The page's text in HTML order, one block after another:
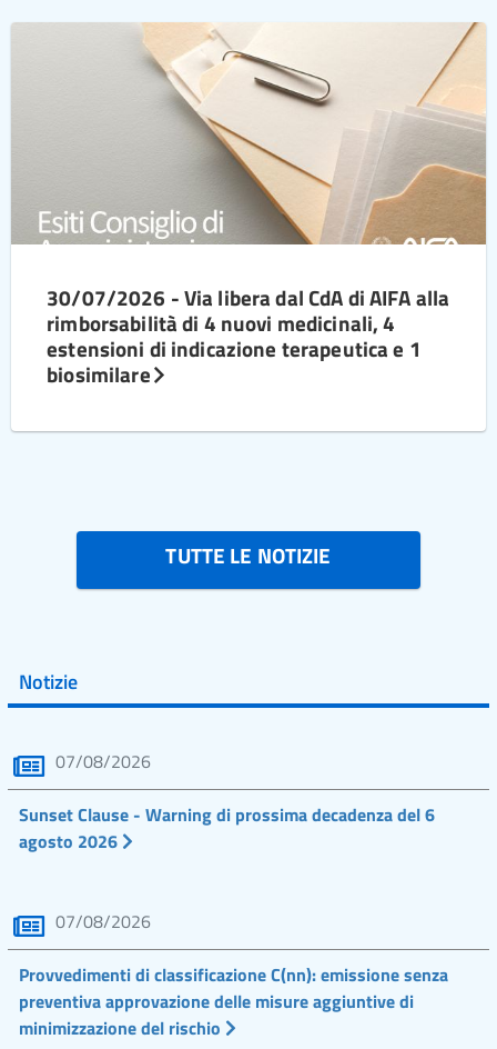
30/07/2026 - Via libera dal CdA di AIFA alla
rimborsabilità di 4 nuovi medicinali, 4
estensioni di indicazione terapeutica e 1
biosimilare
TUTTE LE NOTIZIE
Notizie
07/08/2026
Sunset Clause - Warning di prossima decadenza del 6
agosto 2026
07/08/2026
Provvedimenti di classificazione C(nn): emissione senza
preventiva approvazione delle misure aggiuntive di
minimizzazione del rischio